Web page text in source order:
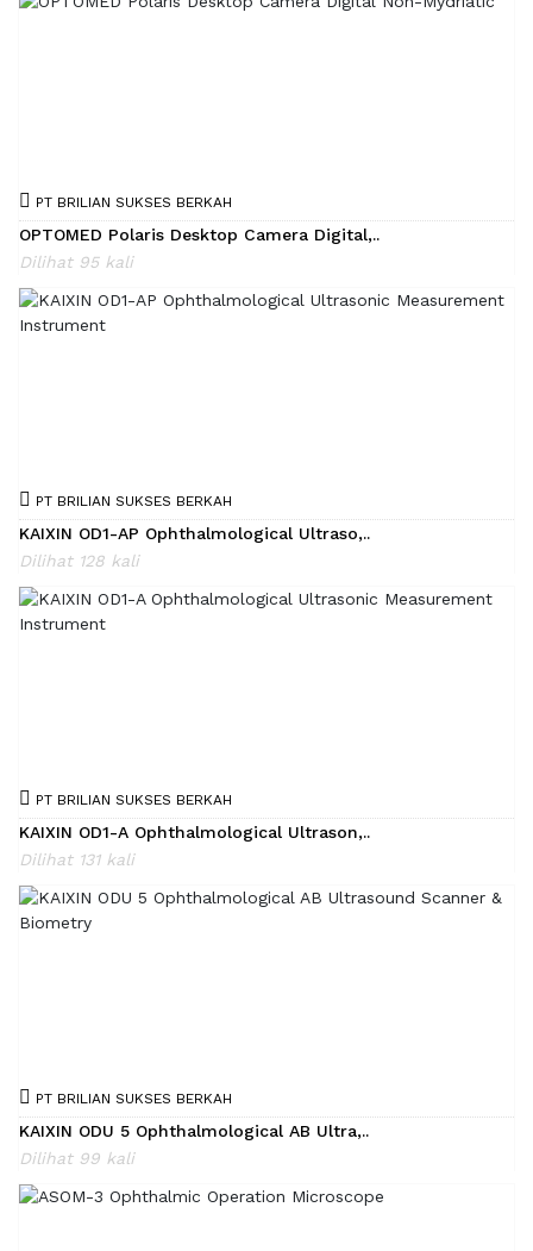
PT BRILIAN SUKSES BERKAH
OPTOMED Polaris Desktop Camera Digital,..
Dilihat 95 kali
PT BRILIAN SUKSES BERKAH
KAIXIN OD1-AP Ophthalmological Ultraso,..
Dilihat 128 kali
PT BRILIAN SUKSES BERKAH
KAIXIN OD1-A Ophthalmological Ultrason,..
Dilihat 131 kali
PT BRILIAN SUKSES BERKAH
KAIXIN ODU 5 Ophthalmological AB Ultra,..
Dilihat 99 kali